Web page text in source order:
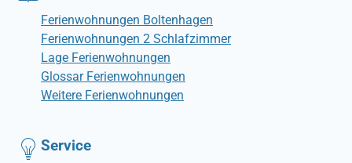
Ferienwohnungen Boltenhagen
Ferienwohnungen 2 Schlafzimmer
Lage Ferienwohnungen
Glossar Ferienwohnungen
Weitere Ferienwohnungen
Service